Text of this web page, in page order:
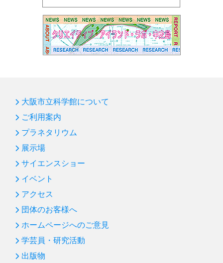
大阪市立科学館について
ご利用案内
プラネタリウム
展示場
サイエンスショー
イベント
アクセス
団体のお客様へ
ホームページへのご意見
学芸員・研究活動
出版物